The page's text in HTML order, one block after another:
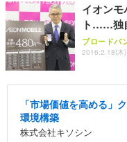
イオン
ト……独
ブロードバ
2016.2.18(木
「市場価値を高める」
環境構築
株式会社キソシン